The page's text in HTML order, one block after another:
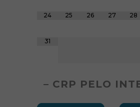
24 25 26 27 28
31
– CRP PELO